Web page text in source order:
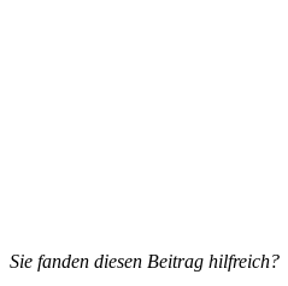
Sie fanden diesen Beitrag hilfreich?